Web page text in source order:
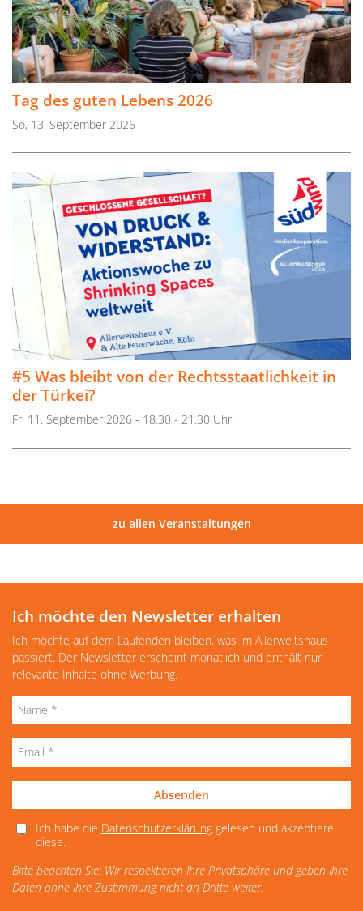
Tag des guten Lebens 2026
So, 13. September 2026
#5 Was bleibt von der Rechtsstaatlichkeit in
der Türkei?
Fr, 11. September 2026 - 18.30 - 21.30 Uhr
zu allen Veranstaltungen
Ich möchte den Newsletter erhalten
Ich möchte auf dem Laufenden bleiben, was im Allerweltshaus
passiert. Der Newsletter erscheint monatlich und enthält nur
relevante Inhalte ohne Werbung.
Absenden
Ich habe die Datenschutzerklärunggelesen und akzeptiere
diese.
Bitte beachten Sie: Wir respektieren Ihre Privatsphäre und geben Ihre
Daten ohne Ihre Zustimmung nicht an Dritte weiter.